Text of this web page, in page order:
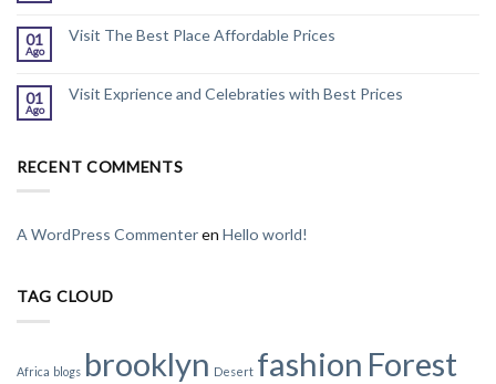
01
Ago
Visit The Best Place Affordable Prices
01
Ago
Visit Exprience and Celebraties with Best Prices
RECENT COMMENTS
A WordPress Commenteren Hello world!
TAG CLOUD
Africa blogs brooklyn Desert fashion Forest